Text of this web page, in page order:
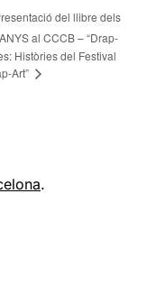
del llibre dels
al CCCB – “Drap-
Històries del Festival
Art”
.